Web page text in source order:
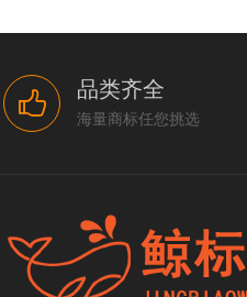
品类齐全
海量商标任您挑选